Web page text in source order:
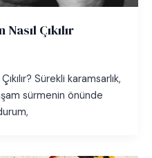
Çıkılır
Sürekli karamsarlık,
sürmenin önünde